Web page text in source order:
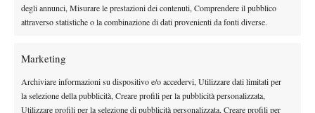
degli annunci, Misurare le prestazioni dei contenuti, Comprendere il pubblico
attraverso statistiche o la combinazione di dati provenienti da fonti diverse.
Marketing
Archiviare informazioni su dispositivo e/o accedervi, Utilizzare dati limitati per
la selezione della pubblicità, Creare profili per la pubblicità personalizzata,
Utilizzare profili per la selezione di pubblicità personalizzata, Creare profili per
Atp News
Masters 1000 Montreal 2026: programma,